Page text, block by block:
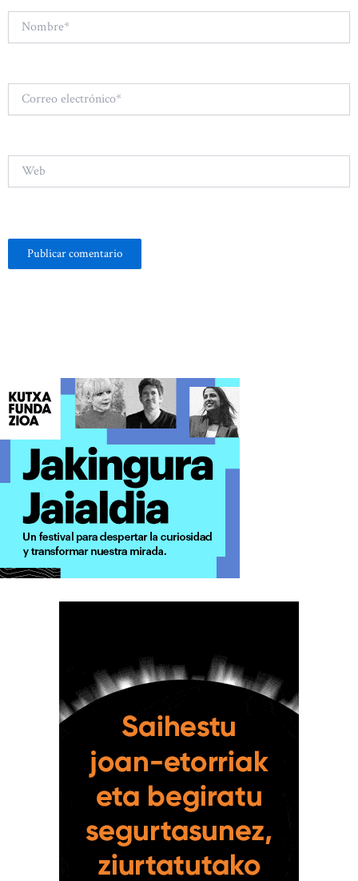
Nombre*
Correo
electrónico*
Web